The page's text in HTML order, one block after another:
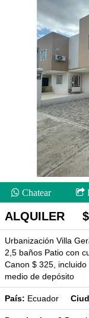
Chatear
ALQUILER
Urbanización Villa
2,5 baños Patio con
Canon $ 325,
medio de depósito
País: Ecuador